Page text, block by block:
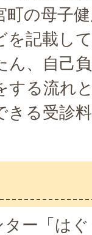
町の母子
を記載し
ん、自己
する流れ
きる受診
ー「は